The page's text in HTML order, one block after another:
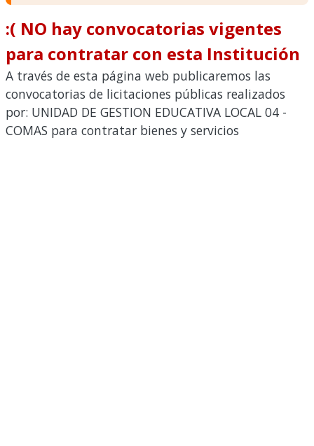
:( NO hay convocatorias vigentes
para contratar con esta Institución
A través de esta página web publicaremos las
convocatorias de licitaciones públicas realizados
por: UNIDAD DE GESTION EDUCATIVA LOCAL 04 -
COMAS para contratar bienes y servicios